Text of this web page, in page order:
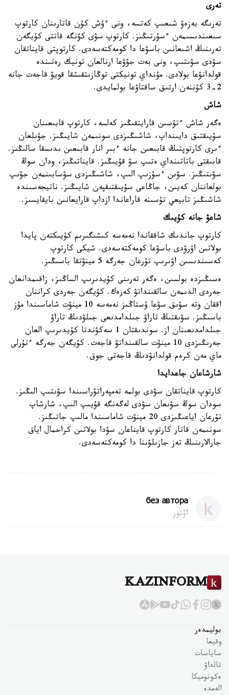
تەرى
تەرىگە بەزەۋ شىعىپ كەتسە، ونى ءۇش كۇن قاتارىنان كارتوپ
سىعىندىسىمەن ءسۇرتىڭىز. كارتوپ سۋى كۇنگە قاتتى كۇيگەن
تەرىنىڭ اشىعانىن باسۋعا دا كومەكتەسەدى. كارتوپتى قايناتقان
سۋدى سۋىتىپ، ونى بەت جۋۋعا ارنالعان تونيك رەتىندە
قولدانۋعا بولادى. مۇنداي تونيكتى توڭازىتقىشقا قويۋ قاجەت جانە
2-3 كۇننەن ارتىق ساقتاۋعا بولمايدى.
شاش
ەگەر شاش ءتۇسىن قارايتقىڭىز كەلسە، كارتوپ قابىعىنان
سۇيىقتىق دايىنداپ، شاشىڭىزدى سونىمەن شايىڭىز. جۋىلعان
ءىرى كارتوپتىڭ قابىعىن جانە ءبىر انار قابىعىن ىدىسقا سالىڭىز.
قابىقتى باتاتىنداي ەتىپ سۋ قۇيىڭىز. قايناتىڭىز، ودان سوڭ
سۋىتىڭىز. سۋىن ءسۇزىپ الىپ، شاشىڭىزدى سۋسابىنمەن جۋىپ
بولعاننان كەيىن، جاڭاعى سۇيىقتىقپەن شايىڭىز. ناتيجەسىندە
شاشىڭىز تابيعي تۇسىنە قاراعاندا ازداپ قارايعانىن بايقايسىز.
شاعۋ جانە كۇيىك
كارتوپ جاندىك شاققاندا نەمەسە كىشىگىرىم كۇيىكتەن پايدا
بولاتىن اۋرۋدى باسۋعا كومەكتەسەدى. شيكى كارتوپ
كەسىندىسىن اۋىرىپ تۇرعان جەرگە 5 مينۋتقا باسىڭىز.
ەسىڭىزدە بولسىن، ەگەر تەرىنى كۇيدىرىپ الساڭىز، زاقىمدانعان
جەردى الدىمەن سالقىنداتۋ كەرەك. كۇيگەن جەردى كراننان
اققان وتە سۋىق سۋعا ۇستاڭىز نەمەسە 10 مينۋت شاماسىندا مۇز
باسىڭىز. سۋىقتىڭ تاراۋ جىلدامدىعى جىلۋدىڭ تاراۋ
جىلدامدىعىنان از. سوندىقتان 1 سەكۋندتا كۇيدىرىپ العان
جەرىڭىزدى 10 مينۋت سالقىنداتۋ قاجەت. كۇيگەن جەرگە ءتۇرلى
ماي مەن كرەم قولدانۋدىڭ قاجەتى جوق.
شارشاعان جاعدايدا
كارتوپ قايناتقان سۋدى بولمە تەمپەراتۋراسىندا سۋىتىپ الىڭىز.
سودان سوڭ سۋىعان سۋدى لەگەنگە قۇيىپ الىپ، شارشاپ
تۇرعان اياعىڭىزدى 20 مينۋت شاماسىندا مالىپ جاتىڭىز.
سونىمەن قاتار كارتوپ قايناعان سۋدا بولاتىن كراحمال اياق
جارالارىنىڭ تەز جازىلۋىنا دا كومەكتەسەدى.
без автора
اۆتور
KAZINFORM
بوليمدەر
وقيعا
ساياسات
تالداۋ
ەكونوميكا
الەمدە